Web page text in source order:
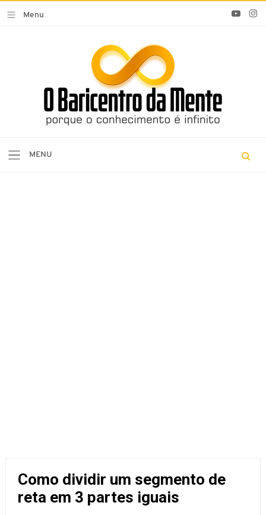
Como dividir um segmento de
reta em 3 partes iguais